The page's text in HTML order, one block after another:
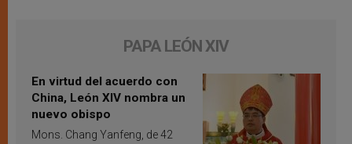
PAPA LEÓN XIV
En virtud del acuerdo con
China, León XIV nombra un
nuevo obispo
Mons. Chang Yanfeng, de 42